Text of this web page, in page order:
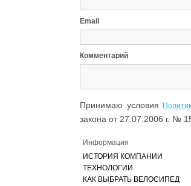
Email
Комментарий
Принимаю условия
закона от 27.07.2006 г. №
Информация
ИСТОРИЯ КОМПАНИИ
ТЕХНОЛОГИИ
КАК ВЫБРАТЬ ВЕЛОСИПЕД